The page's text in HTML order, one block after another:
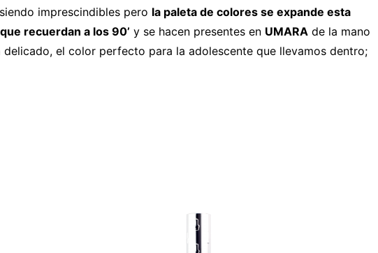
imprescindibles pero la paleta de colores se expande esta
recuerdan a los 90’ y se hacen presentes en UMARA de la mano
delicado, el color perfecto para la adolescente que llevamos dentro;